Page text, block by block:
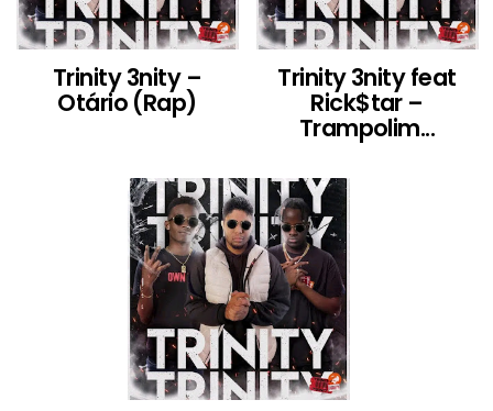
Trinity 3nity –
Otário (Rap)
Trinity 3nity feat
Rick$tar –
Trampolim...